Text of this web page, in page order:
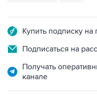
Купить подписку
Подписаться на
Получать
канале